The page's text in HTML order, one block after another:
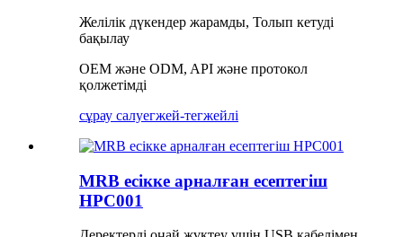
Желілік дүкендер жарамды, Толып кетуді
бақылау
OEM және ODM, API және протокол
қолжетімді
сұрау салуегжей-тегжейлі
MRB есікке арналған есептегіш
HPC001